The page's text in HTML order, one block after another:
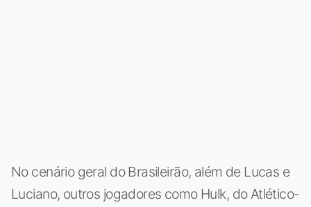
No cenário geral do Brasileirão, além de Lucas e
Luciano, outros jogadores como Hulk, do Atlético-